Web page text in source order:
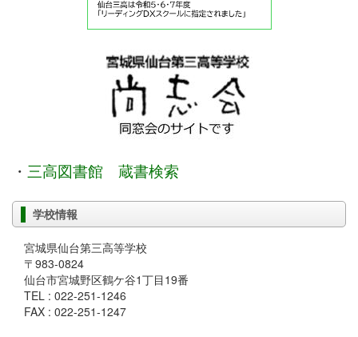
・ 三高図書館 蔵書検索
学校情報
宮城県仙台第三高等学校
〒983-0824
仙台市宮城野区鶴ケ谷1丁目19番
TEL : 022-251-1246
FAX : 022-251-1247